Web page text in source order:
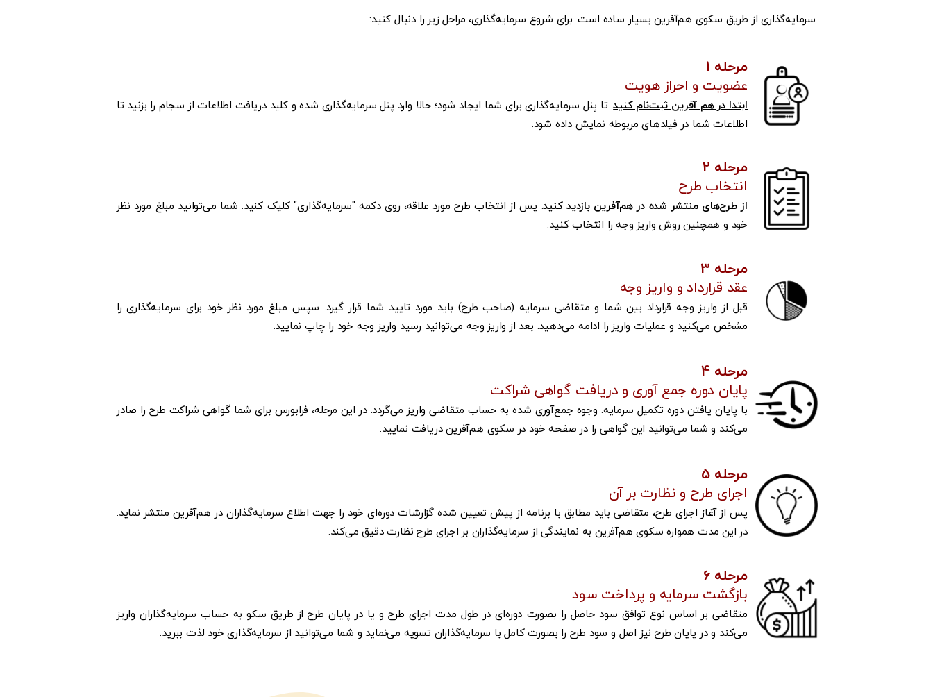
سرمایه‌گذاری از طریق سکوی هم‌آفرین بسیار ساده است. برای شروع سرمایه‌گذاری، مراحل زیر را دنبال کنید:
مرحله 1
عضویت و احراز هویت
ابتدا در هم آفرین ثبت‌نام کنید. تا پنل سرمایه‌گذاری برای شما ایجاد شود؛ حالا وارد پنل سرمایه‌گذاری شده و کلید دریافت اطلاعات از سجام را بزنید تا
اطلاعات شما در فیلدهای مربوطه نمایش داده شود.
مرحله 2
انتخاب طرح
از طرح‌های منتشر شده در هم‌آفرین بازدید کنید. پس از انتخاب طرح مورد علاقه، روی دکمه "سرمایه‌گذاری" کلیک کنید. شما می‌توانید مبلغ مورد نظر
خود و همچنین روش واریز وجه را انتخاب کنید.
مرحله 3
عقد قرارداد و واریز وجه
قبل از واریز وجه قرارداد بین شما و متقاضی سرمایه (صاحب طرح) باید مورد تایید شما قرار گیرد. سپس مبلغ مورد نظر خود برای سرمایه‌گذاری را
مشخص می‌کنید و عملیات واریز را ادامه می‌دهید. بعد از واریز وجه می‌توانید رسید واریز وجه خود را چاپ نمایید.
مرحله 4
پایان دوره جمع آوری و دریافت گواهی شراکت
با پایان یافتن دوره تکمیل سرمایه. وجوه جمع‌آوری شده به حساب متقاضی واریز می‌گردد. در این مرحله‌، فرابورس برای شما گواهی شراکت طرح را صادر
می‌کند و شما می‌توانید این گواهی را در صفحه خود در سکوی هم‌آفرین دریافت نمایید.
مرحله 5
اجرای طرح و نظارت بر آن
پس از آغاز اجرای طرح‌، متقاضی باید مطابق با برنامه از پیش تعیین شده گزارشات دوره‌ای خود را جهت اطلاع سرمایه‌گذاران در هم‌آفرین منتشر نماید.
در این مدت همواره سکوی هم‌آفرین به نمایندگی از سرمایه‌گذاران بر اجرای طرح نظارت دقیق می‌کند.
مرحله 6
بازگشت سرمایه و پرداخت سود
متقاضی بر اساس نوع توافق سود حاصل را بصورت دوره‌ای در طول مدت اجرای طرح و یا در پایان طرح از طریق سکو به حساب سرمایه‌گذاران واریز
می‌کند و در پایان طرح نیز اصل و سود طرح را بصورت کامل با سرمایه‌گذاران تسویه می‌نماید و شما می‌توانید از سرمایه‌گذاری خود لذت ببرید.